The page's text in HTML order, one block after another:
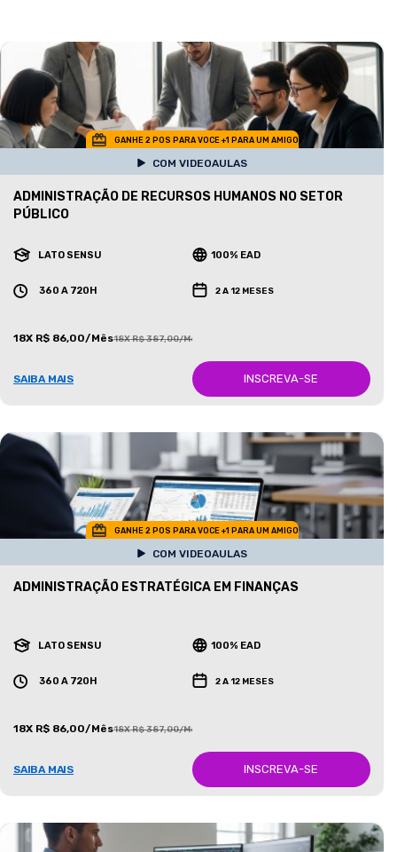
GANHE 2 POS PARA VOCE +1 PARA UM AMIGO
COM VIDEOAULAS
ADMINISTRAÇÃO DE RECURSOS HUMANOS NO SETOR
PÚBLICO
LATO SENSU 100% EAD
360 A 720H 2 A 12 MESES
18X R$ 86,00/Mês18X R$ 387,00/Mês
SAIBA MAIS INSCREVA-SE
GANHE 2 POS PARA VOCE +1 PARA UM AMIGO
COM VIDEOAULAS
ADMINISTRAÇÃO ESTRATÉGICA EM FINANÇAS
LATO SENSU 100% EAD
360 A 720H 2 A 12 MESES
18X R$ 86,00/Mês18X R$ 387,00/Mês
SAIBA MAIS INSCREVA-SE